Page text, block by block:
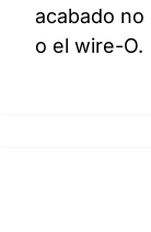
acabado no
o el wire-O.